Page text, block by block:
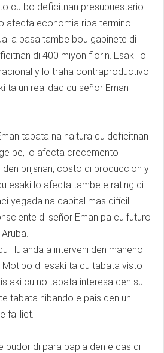
cu bo deficitnan presupuestario
afecta economia riba termino
a pasa tambe bou gabinete di
di 400 miyon florin. Esaki lo
y lo traha contraproductivo
ta un realidad cu señor Eman
tabata na haltura cu deficitnan
pe, lo afecta crecemento
prijsnan, costo di produccion y
esaki lo afecta tambe e rating di
yegada na capital mas difícil.
di señor Eman pa cu futuro
Hulanda a interveni den maneho
Motibo di esaki ta cu tabata visto
aki cu no tabata interesa den su
tabata hibando e pais den un
failliet.
pudor di para papia den e cas di